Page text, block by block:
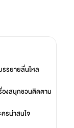
รรยายลื่นไหล
องสนุกชวนติดตาม
รน่าสนใจ